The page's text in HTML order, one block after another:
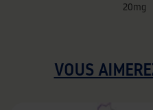
20mg
VOUS